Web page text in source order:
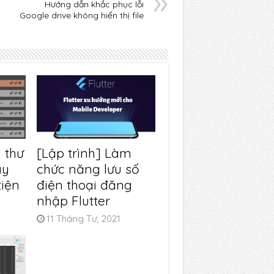
Hướng dẫn khắc phục lỗi
Google drive không hiển thị file
thư
[Lập trình] Làm
chức năng lưu số
điện thoại đăng
nhập Flutter
11 Tháng Tư, 2021